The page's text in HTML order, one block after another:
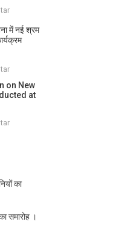
में नई श्रम
on New
at
का
समारोह ।